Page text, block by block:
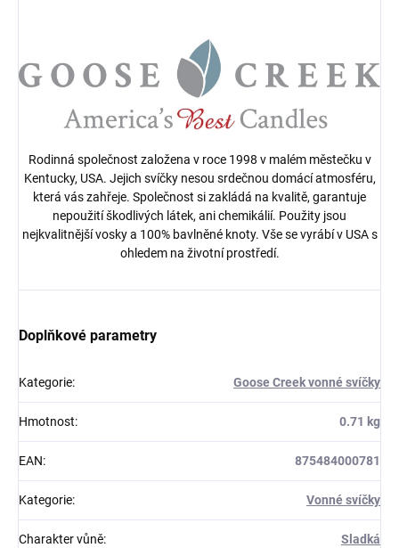
Rodinná společnost založena v roce 1998 v malém městečku v
Kentucky, USA. Jejich svíčky nesou srdečnou domácí atmosféru,
která vás zahřeje. Společnost si zakládá na kvalitě, garantuje
nepoužití škodlivých látek, ani chemikálií. Použity jsou
nejkvalitnější vosky a 100% bavlněné knoty. Vše se vyrábí v USA s
ohledem na životní prostředí.
Doplňkové parametry
Kategorie: Goose Creek vonné svíčky
Hmotnost: 0.71 kg
EAN: 875484000781
Kategorie: Vonné svíčky
Charakter vůně: Sladká